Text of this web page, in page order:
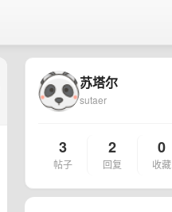
苏塔尔
sutaer
3
帖子
2
回复
0
收藏